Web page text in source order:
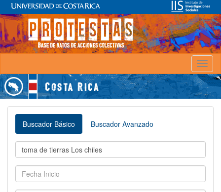
Buscador Básico Buscador Avanzado